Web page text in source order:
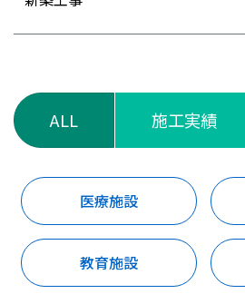
ALL 施工実績
医療施設
教育施設